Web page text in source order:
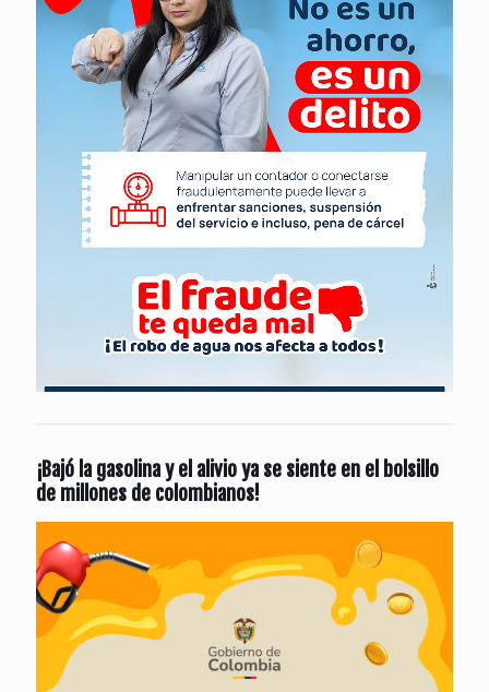
¡Bajó la gasolina y el alivio ya se siente en el bolsillo
de millones de colombianos!
de
vídeo